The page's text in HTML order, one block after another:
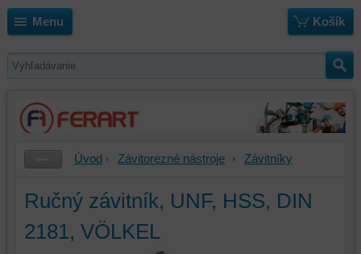
Menu Košík
Úvod Závitorezné nástroje Závitníky
Ručný závitník, UNF, HSS, DIN
2181, VÖLKEL